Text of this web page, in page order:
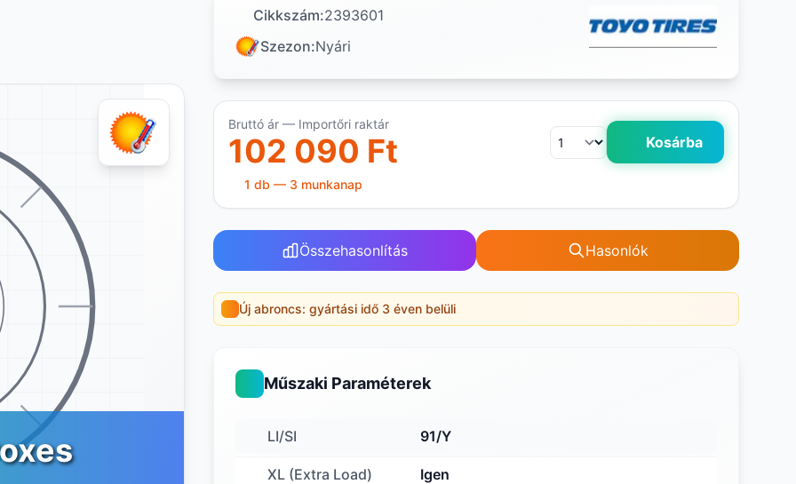
Cikkszám:2393601
Szezon:Nyári
Bruttó ár — Importőri raktár
102 090 Ft Kosárba
1 db — 3 munkanap
Összehasonlítás Hasonlók
Új abroncs: gyártási idő 3 éven belüli
Műszaki Paraméterek
LI/SI 91/Y
XL (Extra Load) Igen